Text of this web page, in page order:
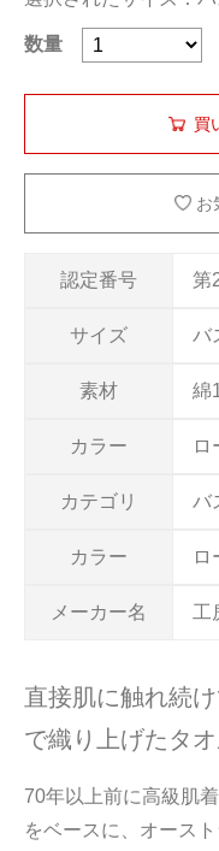
認定番号 第
サイズ バ
素材 綿
カラー ロ
カテゴリ バ
カラー ロ
メーカー名 工
数量
お
直接肌に触れ続
で織り上げたタ
70年以上前に高級肌
をベースに、オース